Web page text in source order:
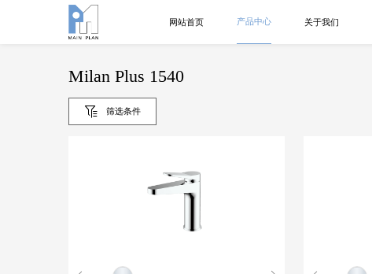
网站首页 产品中心 关于我们
Milan Plus 1540
筛选条件